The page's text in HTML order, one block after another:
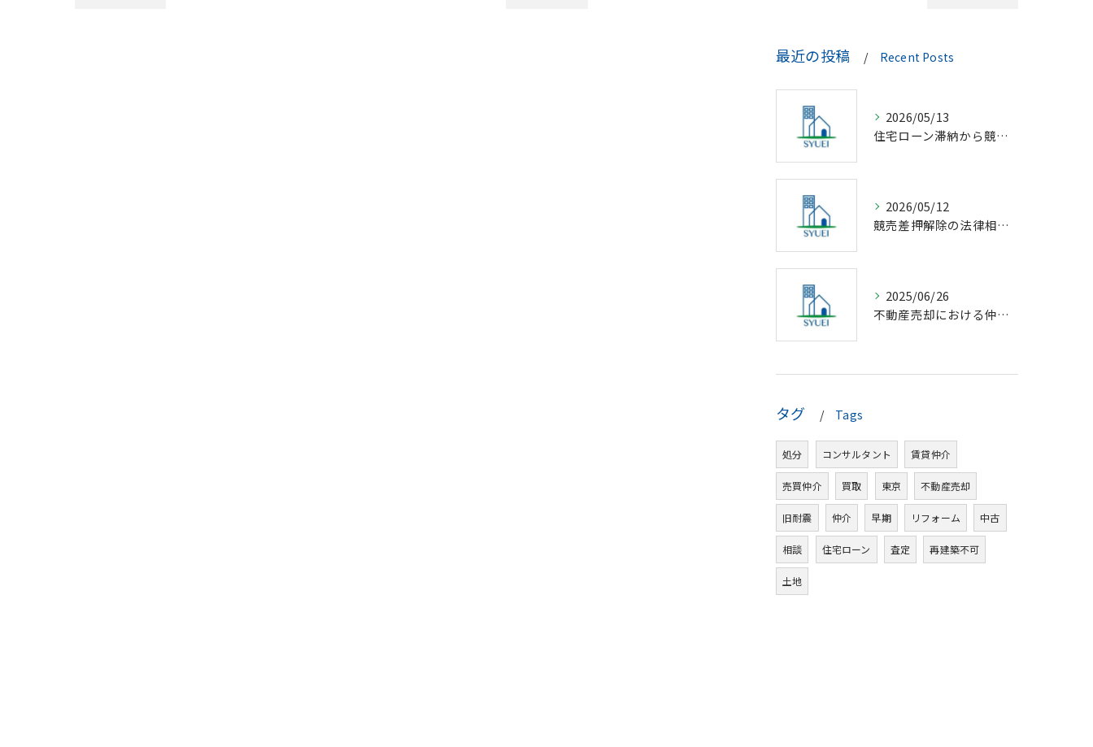
最近の投稿 Recent Posts
2026/05/13
住宅ローン滞納から競売回避の解決策
2026/05/12
競売差押解除の法律相談完全解説
2025/06/26
不動産売却における仲介の基礎知識
タグ Tags
処分 コンサルタント 賃貸仲介
売買仲介 買取 東京 不動産売却
旧耐震 仲介 早期 リフォーム 中古
相談 住宅ローン 査定 再建築不可
土地